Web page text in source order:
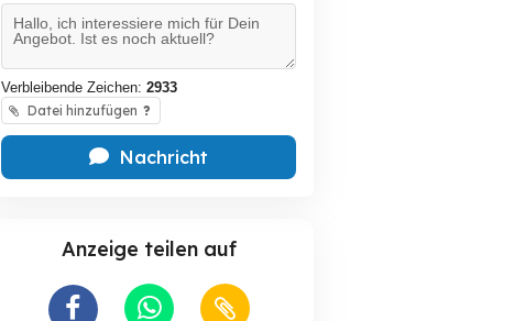
Verbleibende Zeichen: 2933
Datei hinzufügen ?
Nachricht
Anzeige teilen auf